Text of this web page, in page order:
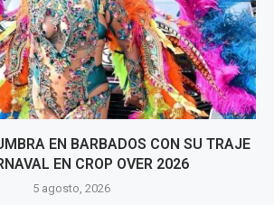
EN BARBADOS CON SU TRAJE
EN CROP OVER 2026
5 agosto, 2026